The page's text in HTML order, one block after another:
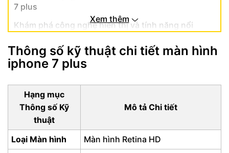
7 plus
Khám phá công nghệ hiển thị và tính năng nổi
Lợi ích vượt trội dành cho người sử dụng màn
hình iPhone 7 Plus
Xem thêm
Thông số kỹ thuật chi tiết màn hình
iphone 7 plus
Hạng mục
Thông số Kỹ
thuật
Mô tả Chi tiết
Loại Màn hình
Màn hình Retina HD